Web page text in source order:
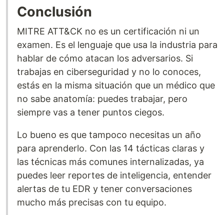
Conclusión
MITRE ATT&CK no es un certificación ni un
examen. Es el lenguaje que usa la industria para
hablar de cómo atacan los adversarios. Si
trabajas en ciberseguridad y no lo conoces,
estás en la misma situación que un médico que
no sabe anatomía: puedes trabajar, pero
siempre vas a tener puntos ciegos.
Lo bueno es que tampoco necesitas un año
para aprenderlo. Con las 14 tácticas claras y
las técnicas más comunes internalizadas, ya
puedes leer reportes de inteligencia, entender
alertas de tu EDR y tener conversaciones
mucho más precisas con tu equipo.